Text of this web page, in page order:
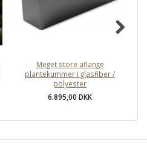
Meget store aflange
plantekummer i glasfiber /
polyester
6.895,00 DKK